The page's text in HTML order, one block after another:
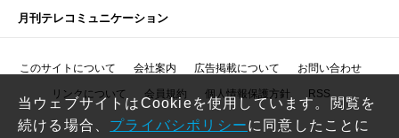
月刊テレコミュニケーション
このサイトについて 会社案内 広告掲載について お問い合わせ
リンクについて 会員規約 個人情報保護方針 RSS
当ウェブサイトはCookieを使用しています。閲覧を
続ける場合、 プライバシポリシーに同意したことに